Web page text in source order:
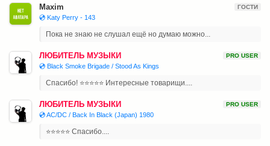
Maxim ГОСТИ
💿 Katy Perry - 143
Пока не знаю не слушал ещё но думаю можно...
ЛЮБИТЕЛЬ МУЗЫКИ PRO USER
💿 Black Smoke Brigade / Stood As Kings
Спасибо! ⭐⭐⭐⭐⭐ Интересные товарищи....
ЛЮБИТЕЛЬ МУЗЫКИ PRO USER
💿 AC/DC / Back In Black (Japan) 1980
⭐⭐⭐⭐⭐ Спасибо....